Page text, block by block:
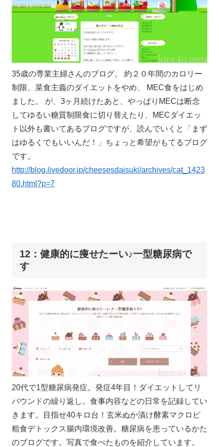
35歳の専業主婦さんのブログ。 約２０年間のカロリー
制限、菜食主義のダイエットをやめ、 MEC食をはじめ
ました。 が、3ヶ月続けたあと、やっぱりMECは断念
してゆるい糖質制限食に切り替えたり、MECダイエッ
ト以外も書いてあるブログですが、読んでいくと「まず
はゆるくでもいいんだ！」ちょっと希望がもてるブログ
です。
http://blog.livedoor.jp/cheesesdaisuki/archives/cat_1423
80.html?p=7
12：健康的に痩せたーい♪一型糖尿病で
す
20代で1型糖尿病発症。発症4年目！ダイエットしてリ
バウンドの繰り返し。食事内容などの日常を記録してい
きます。目指せ40キロ台！玄米ぬか漬け酵素マクロビ
粗食デトックス腸内環境改善。糖尿病を患っているかた
のブログです。写真で食べたものを紹介しています。